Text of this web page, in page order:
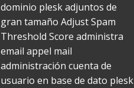
dominio pleskadjuntos de
gran tamaño Adjust Spam
Threshold Score administra
email appel mail
administración cuenta de
usuario en base de dato plesk